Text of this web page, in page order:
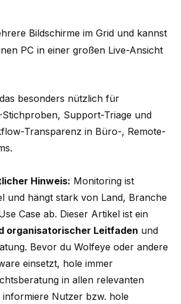
Bildschirme im Grid und kannst
PC in einer großen Live-Ansicht
besonders nützlich für
Stichproben, Support-Triage und
Transparenz in Büro-, Remote-
Hinweis: Monitoring ist
und hängt stark von Land, Branche
Case ab. Dieser Artikel ist ein
organisatorischer Leitfaden und
Bevor du Wolfeye oder andere
einsetzt, hole immer
in allen relevanten
informiere Nutzer bzw. hole